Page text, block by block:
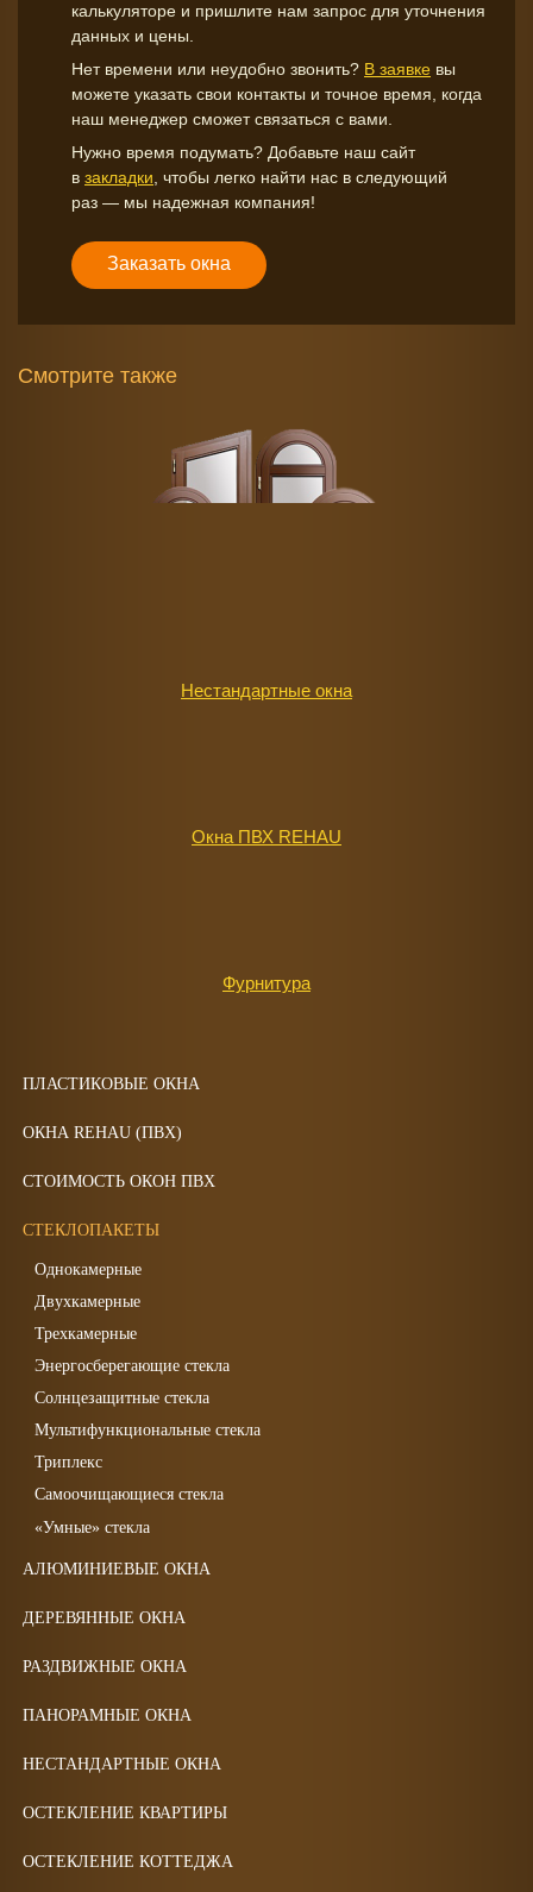
калькуляторе и пришлите нам запрос для уточнения
данных и цены.
Нет времени или неудобно звонить? В заявке вы
можете указать свои контакты и точное время, когда
наш менеджер сможет связаться с вами.
Нужно время подумать? Добавьте наш сайт
в закладки, чтобы легко найти нас в следующий
раз — мы надежная компания!
Заказать окна
Смотрите также
Нестандартные окна
Окна ПВХ REHAU
Фурнитура
ПЛАСТИКОВЫЕ ОКНА
ОКНА REHAU (ПВХ)
СТОИМОСТЬ ОКОН ПВХ
СТЕКЛОПАКЕТЫ
Однокамерные
Двухкамерные
Трехкамерные
Энергосберегающие стекла
Солнцезащитные стекла
Мультифункциональные стекла
Триплекс
Самоочищающиеся стекла
«Умные» стекла
АЛЮМИНИЕВЫЕ ОКНА
ДЕРЕВЯННЫЕ ОКНА
РАЗДВИЖНЫЕ ОКНА
ПАНОРАМНЫЕ ОКНА
НЕСТАНДАРТНЫЕ ОКНА
ОСТЕКЛЕНИЕ КВАРТИРЫ
ОСТЕКЛЕНИЕ КОТТЕДЖА